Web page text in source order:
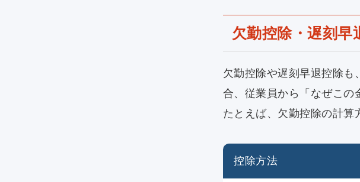
欠勤控除・遅刻早
欠勤控除や遅刻早退控除
合、従業員から「なぜこの
たとえば、欠勤控除の計算
控除方法